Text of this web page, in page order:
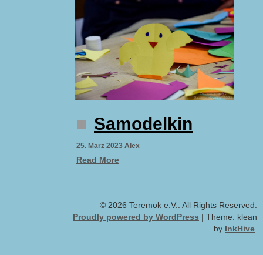
Samodelkin
25. März 2023 Alex
Read More
© 2026 Teremok e.V.. All Rights Reserved.
Proudly powered by WordPress | Theme: klean
by InkHive